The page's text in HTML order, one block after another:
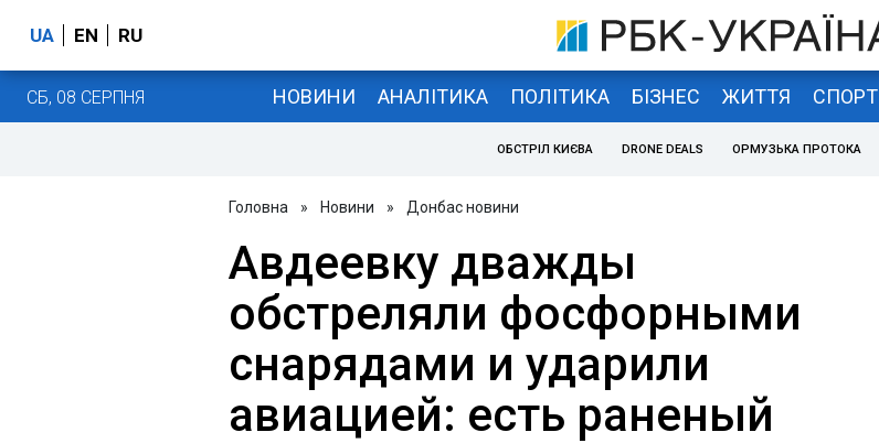
UA EN RU
СБ, 08 СЕРПНЯ НОВИНИ АНАЛІТИКА ПОЛІТИКА БІЗНЕС ЖИТТЯ СПОРТ
ОБСТРІЛ КИЄВА DRONE DEALS ОРМУЗЬКА ПРОТОКА
Головна » Новини » Донбас новини
Авдеевку дважды
обстреляли фосфорными
снарядами и ударили
авиацией: есть раненый